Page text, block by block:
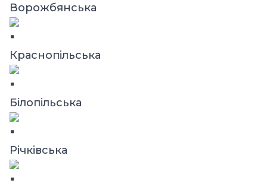
Ворожбянська
Краснопільська
Білопільська
Річківська